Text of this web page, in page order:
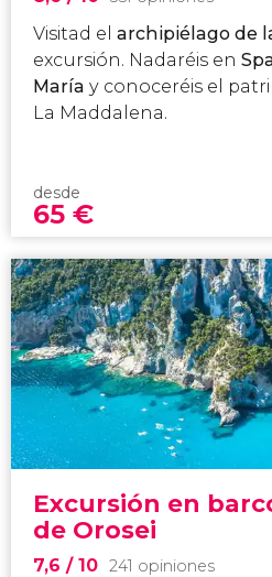
Visitad el archipiélago de
excursión. Nadaréis en
María y conoceréis el
La Maddalena.
desde
65 €
Excursión en
de Orosei
7,6 / 10 241 opiniones